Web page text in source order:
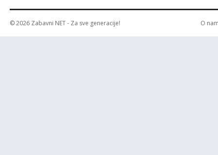
© 2026 Zabavni NET- Za sve generacije! O